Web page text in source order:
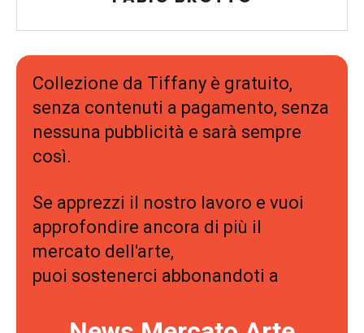
Collezione da Tiffany è gratuito,
senza contenuti a pagamento, senza
nessuna pubblicità e sarà sempre
così.
Se apprezzi il nostro lavoro e vuoi
approfondire ancora di più il
mercato dell'arte,
puoi sostenerci abbonandoti a